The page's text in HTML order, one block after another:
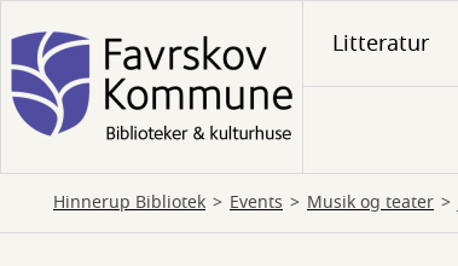
til
hovedindhold
Litteratur
Hinnerup Bibliotek Events Musik og teater